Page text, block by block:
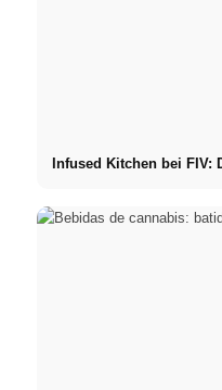
Infused Kitchen bei FIV: